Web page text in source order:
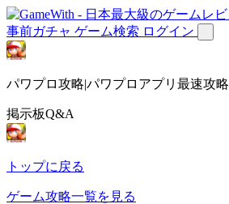
事前ガチャ ゲーム検索 ログイン
パワプロ攻略|パワプロアプリ最速攻略
掲示板Q&A
トップに戻る
ゲーム攻略一覧を見る